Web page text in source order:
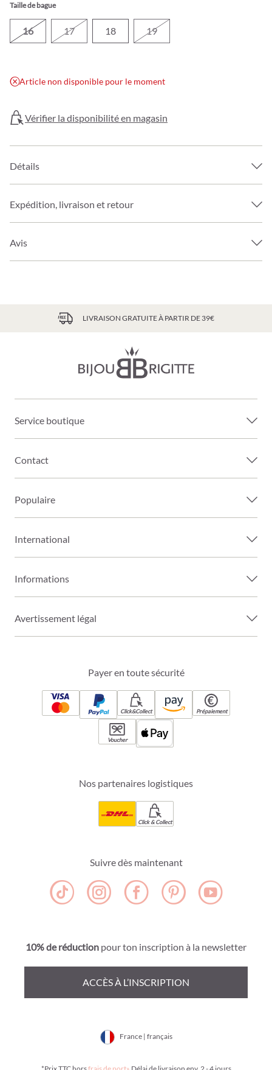
Taille de bague
16 17 18 19
Article non disponible pour le moment
Vérifier la disponibilité en magasin
Détails
Expédition, livraison et retour
Avis
LIVRAISON GRATUITE À PARTIR DE 39€
Service boutique
Contact
Populaire
International
Informations
Avertissement légal
Payer en toute sécurité
Click&Collect Prépaiement
Voucher
Nos partenaires logistiques
Click & Collect
Suivre dès maintenant
10% de réduction pour ton inscription à la newsletter
ACCÈS À L’INSCRIPTION
France | français